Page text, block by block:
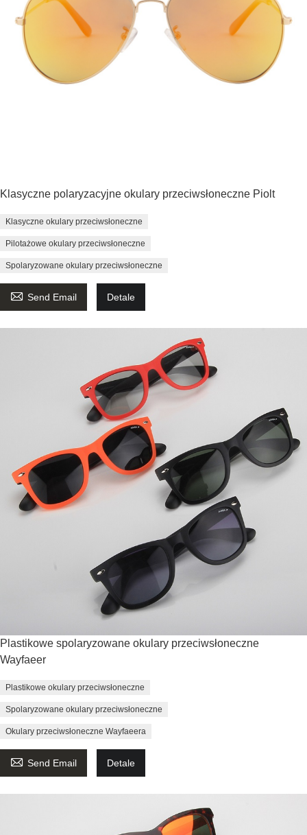
Klasyczne polaryzacyjne okulary przeciwsłoneczne Piolt
Klasyczne okulary przeciwsłoneczne
Pilotażowe okulary przeciwsłoneczne
Spolaryzowane okulary przeciwsłoneczne
 Send Email Detale
Plastikowe spolaryzowane okulary przeciwsłoneczne
Wayfaeer
Plastikowe okulary przeciwsłoneczne
Spolaryzowane okulary przeciwsłoneczne
Okulary przeciwsłoneczne Wayfaeera
 Send Email Detale